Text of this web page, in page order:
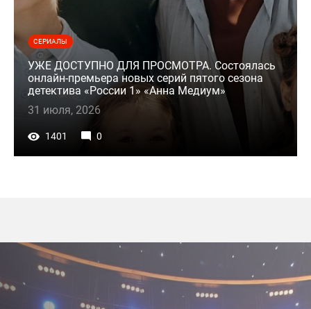
СЕРИАЛЫ
УЖЕ ДОСТУПНО ДЛЯ ПРОСМОТРА. Состоялась
онлайн-премьера новых серий пятого сезона
детектива «России 1» «Анна Медиум»
31 июля, 2026
1401 0